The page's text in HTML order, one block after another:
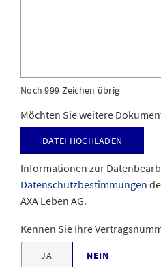
Noch 999 Zeichen übrig
Möchten Sie weitere
Datei hochladen
Informationen zur
Datenschutzbestimmungen
AXA Leben AG.
Kennen Sie Ihre
JA NEIN